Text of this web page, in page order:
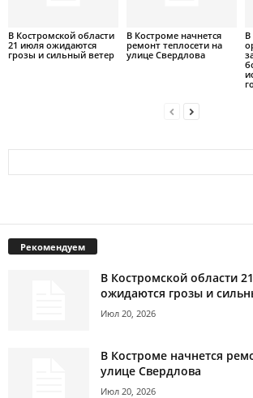
В Костромской области
21 июля ожидаются
грозы и сильный ветер
В Костроме начнется
ремонт теплосети на
улице Свердлова
В
Рекомендуем
В Костромской области
ожидаются грозы и
Июл 20, 2026
В Костроме начнется
улице Свердлова
Июл 20, 2026